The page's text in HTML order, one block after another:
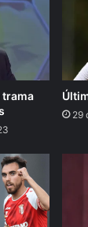
trama
29